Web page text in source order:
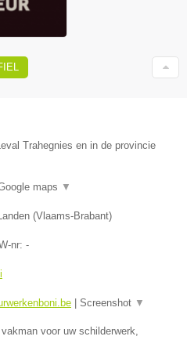
Trahegnies en in de provincie
maps ▼
(Vlaams-Brabant)
nr: -
Screenshot ▼
voor uw schilderwerk,